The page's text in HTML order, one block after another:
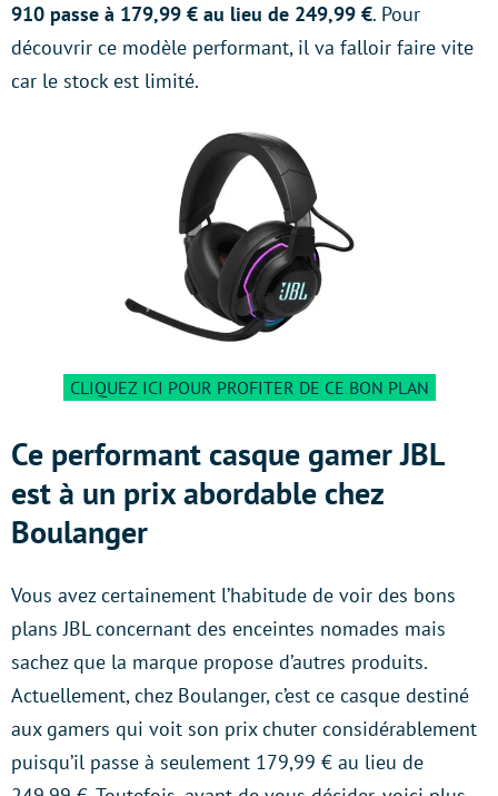
910 passe à 179,99 € au lieu de 249,99 €. Pour
découvrir ce modèle performant, il va falloir faire vite
car le stock est limité.
CLIQUEZ ICI POUR PROFITER DE CE BON PLAN
Ce performant casque gamer JBL
est à un prix abordable chez
Boulanger
Vous avez certainement l’habitude de voir des bons
plans JBL concernant des enceintes nomades mais
sachez que la marque propose d’autres produits.
Actuellement, chez Boulanger, c’est ce casque destiné
aux gamers qui voit son prix chuter considérablement
puisqu’il passe à seulement 179,99 € au lieu de